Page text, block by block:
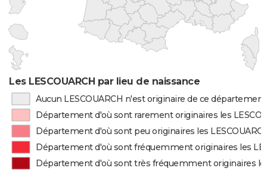
Les LESCOUARCH par lieu de naissance
Aucun LESCOUARCH n'est originaire de ce département
Département d'où sont rarement originaires les
Département d'où sont peu originaires les
Département d'où sont fréquemment originaires les
Département d'où sont très fréquemment originaires